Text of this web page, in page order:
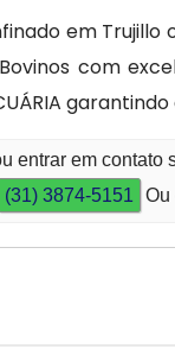
em
com
entrar em
(31) 3874-5151 Ou